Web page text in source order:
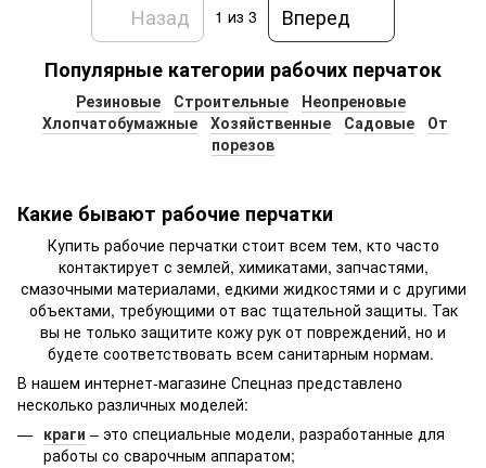
Назад 1 из 3
Вперед
Популярные категории рабочих перчаток
Резиновые Строительные
Неопреновые
Хлопчатобумажные Хозяйственные Садовые
От
порезов
Какие бывают рабочие перчатки
Купить рабочие перчатки стоит всем тем, кто часто
контактирует с землей, химикатами, запчастями,
смазочными материалами, едкими жидкостями и с другими
объектами, требующими от вас тщательной защиты. Так
вы не только защитите кожу рук от повреждений, но и
будете соответствовать всем санитарным нормам.
В нашем интернет-магазине Спецназ представлено
несколько различных моделей:
краги – это специальные модели, разработанные для
работы со сварочным аппаратом;